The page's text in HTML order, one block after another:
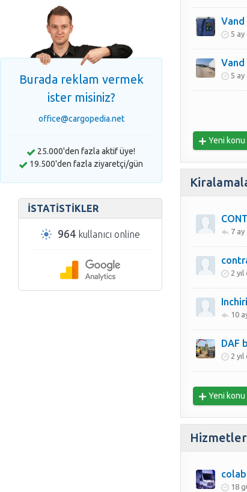
Burada reklam vermek
ister misiniz?
office@cargopedia.net
25.000'den fazla aktif üye!
19.500'den fazla ziyaretçi/gün
İSTATISTIKLER
964kullanıcı online
Vand
5 ay
5 ay
Yeni konu
7 ay
2
10
DAF
2
Yeni konu
Hizmetler
18